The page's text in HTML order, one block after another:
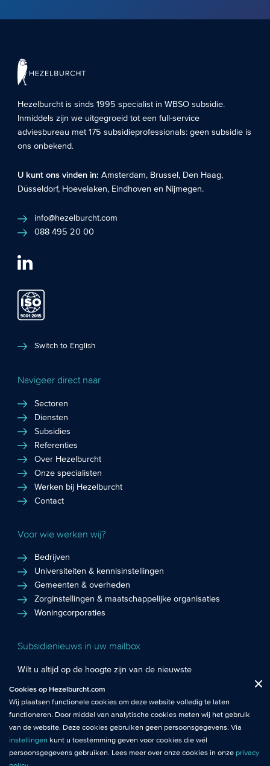
Hezelburcht is sinds 1995 specialist inWBSO subsidie.
Inmiddels zijn we uitgegroeid tot een full-service
adviesbureau met 175 subsidieprofessionals: geen subsidie is
ons onbekend.
U kunt ons vinden in:Amsterdam, Brussel , Den Haag,
Düsseldorf, Hoevelaken, Eindhoven en Nijmegen.
info@hezelburcht.com
088 495 20 00
Switch to English
Navigeer direct naar
Sectoren
Diensten
Subsidies
Referenties
Over Hezelburcht
Onze specialisten
Werken bij Hezelburcht
Contact
Voor wie werken wij?
Bedrijven
Universiteiten & kennisinstellingen
Gemeenten & overheden
Zorginstellingen & maatschappelijke organisaties
Woningcorporaties
Subsidienieuws in uw mailbox
Wilt u altijd op de hoogte zijn van de nieuwste
voor de Hezelburcht Subsidienieuwsbrief!
Inschrijven nieuwsbrief
noodzakelijk om de website goed te laten werken.
Analytische cookies
: Met analytische cookies meten wij het gebruik van
de website. Zo krijgen wij beter inzicht in het functioneren van de
website.
Cookies op Hezelburcht.com
Wij plaatsen functionele cookies om deze website volledig te laten
functioneren. Door middel van analytische cookies meten wij het gebruik
van de website. Deze cookies gebruiken geen persoonsgegevens. Via
instellingen kunt u toestemming geven voor cookies die wél
persoonsgegevens gebruiken. Lees meer over onze cookies in onze privacy